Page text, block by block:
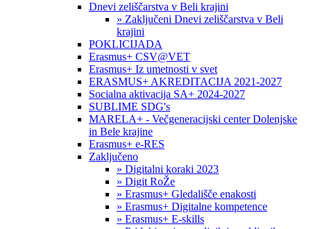
Dnevi zeliščarstva v Beli krajini
» Zaključeni Dnevi zeliščarstva v Beli
krajini
POKLICIJADA
Erasmus+ CSV@VET
Erasmus+ Iz umetnosti v svet
ERASMUS+ AKREDITACIJA 2021-2027
Socialna aktivacija SA+ 2024-2027
SUBLIME SDG's
MARELA+ - Večgeneracijski center Dolenjske
in Bele krajine
Erasmus+ e-RES
Zaključeno
» Digitalni koraki 2023
» Digit RoŽe
» Erasmus+ Gledališče enakosti
» Erasmus+ Digitalne kompetence
» Erasmus+ E-skills